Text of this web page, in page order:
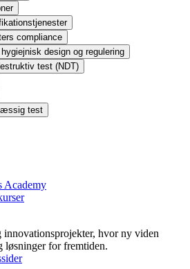
compliance
design og regulering
test (NDT)
test
Academy
hvor ny viden
løsninger for fremtiden.